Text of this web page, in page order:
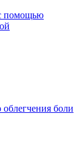
помощью
боли